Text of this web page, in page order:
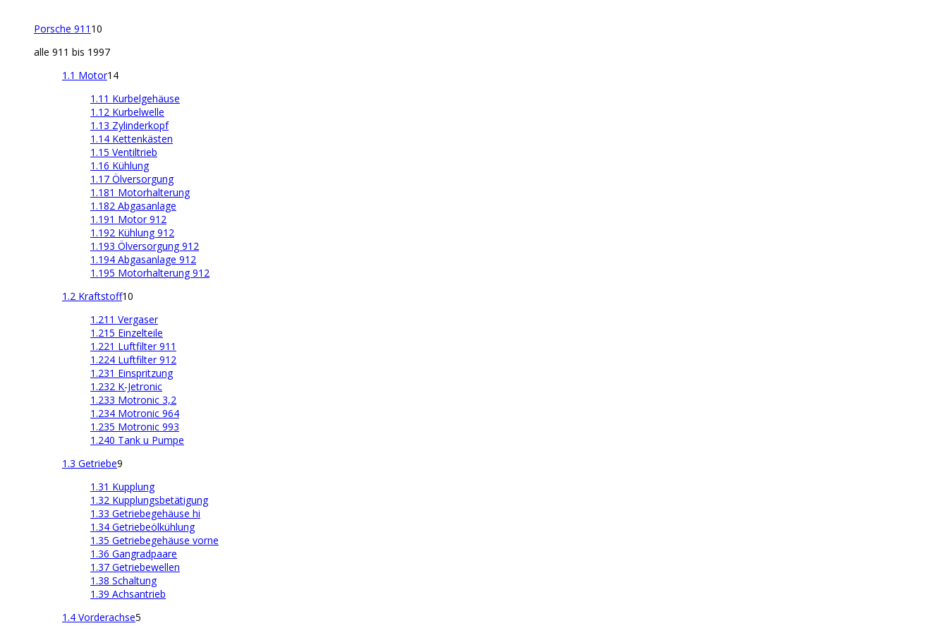
Porsche 911 10
alle 911 bis 1997
1.1 Motor14
1.11 Kurbelgehäuse
1.12 Kurbelwelle
1.13 Zylinderkopf
1.14 Kettenkästen
1.15 Ventiltrieb
1.16 Kühlung
1.17 Ölversorgung
1.181 Motorhalterung
1.182 Abgasanlage
1.191 Motor 912
1.192 Kühlung 912
1.193 Ölversorgung 912
1.194 Abgasanlage 912
1.195 Motorhalterung 912
1.2 Kraftstoff10
1.211 Vergaser
1.215 Einzelteile
1.221 Luftfilter 911
1.224 Luftfilter 912
1.231 Einspritzung
1.232 K-Jetronic
1.233 Motronic 3,2
1.234 Motronic 964
1.235 Motronic 993
1.240 Tank u Pumpe
1.3 Getriebe9
1.31 Kupplung
1.32 Kupplungsbetätigung
1.33 Getriebegehäuse hi
1.34 Getriebeölkühlung
1.35 Getriebegehäuse vorne
1.36 Gangradpaare
1.37 Getriebewellen
1.38 Schaltung
1.39 Achsantrieb
1.4 Vorderachse5